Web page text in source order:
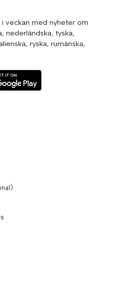
veckan med nyheter om
nederländska, tyska,
ryska, rumänska,